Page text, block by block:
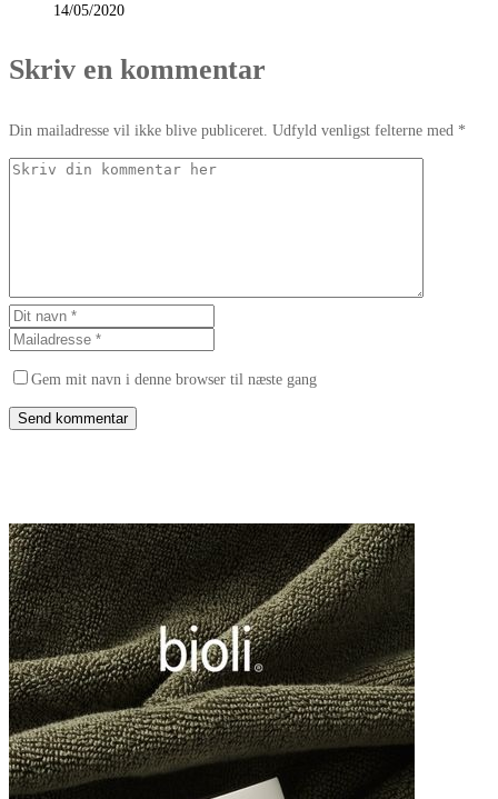
14/05/2020
Skriv en kommentar
Din mailadresse vil ikke blive publiceret. Udfyld venligst felterne med *
Gem mit navn i denne browser til næste gang